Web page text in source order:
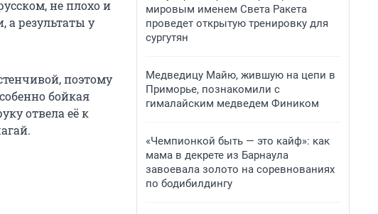
не плохо и
а результаты у
поэтому
бойкая
отвела её к
мировым именем Света Ракета
проведет открытую тренировку для
сургутян
Медведицу Майю, жившую на цепи в
Приморье, познакомили с
гималайским медведем Фиником
«Чемпионкой быть — это кайф»: как
мама в декрете из Барнаула
завоевала золото на соревнованиях
по бодибилдингу